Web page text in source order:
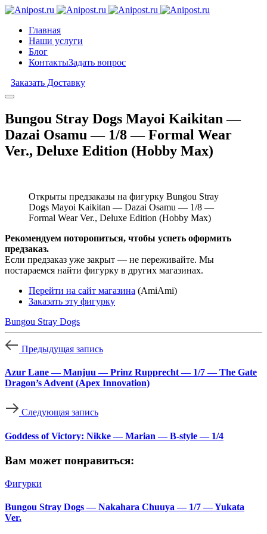
Главная
Наши услуги
Блог
КонтактыЗадать вопрос
Заказать Доставку
Bungou Stray Dogs Mayoi Kaikitan —
Dazai Osamu — 1/8 — Formal Wear
Ver., Deluxe Edition (Hobby Max)
Открыты предзаказы на фигурку Bungou Stray
Dogs Mayoi Kaikitan — Dazai Osamu — 1/8 —
Formal Wear Ver., Deluxe Edition (Hobby Max)
Рекомендуем поторопиться, чтобы успеть оформить
предзаказ.
Если предзаказ уже закрыт — не переживайте. Мы
постараемся найти фигурку в других магазинах.
Перейти на сайт магазина (AmiAmi)
Заказать эту фигурку
Bungou Stray Dogs
Предыдущая запись
Azur Lane — Manjuu — Prinz Rupprecht — 1/7 — The Gate
Dragon’s Advent (Apex Innovation)
Следующая запись
Goddess of Victory: Nikke — Marian — B-style — 1/4
Вам может понравиться:
Фигурки
Bungou Stray Dogs — Nakahara Chuuya — 1/7 — Yukata
Ver.